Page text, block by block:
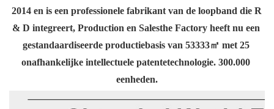
2014 en is een professionele fabrikant van de loopband die R
& D integreert, Production en Salesthe Factory heeft nu een
gestandaardiseerde productiebasis van 53333㎡ met 25
onafhankelijke intellectuele patentetechnologie. 300.000